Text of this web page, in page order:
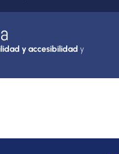
y accesibilidad y